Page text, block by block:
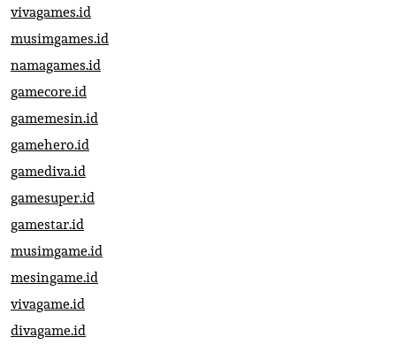
vivagames.id
musimgames.id
namagames.id
gamecore.id
gamemesin.id
gamehero.id
gamediva.id
gamesuper.id
gamestar.id
musimgame.id
mesingame.id
vivagame.id
divagame.id